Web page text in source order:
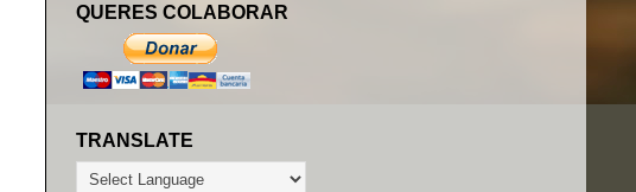
QUERES COLABORAR
TRANSLATE